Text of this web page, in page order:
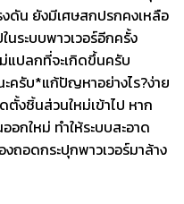
งดัน ยังมีเศษสกปรกคงเหลือ
นระบบพาวเวอร์อีกครั้ง
แปลกที่จะเกิดขึ้นครับ
ครับ*แก้ปัญหาอย่างไร?ง่าย
งชิ้นส่วนใหม่เข้าไป หาก
กใหม่ ทำให้ระบบสะอาด
ถอดกระปุกพาวเวอร์มาล้าง